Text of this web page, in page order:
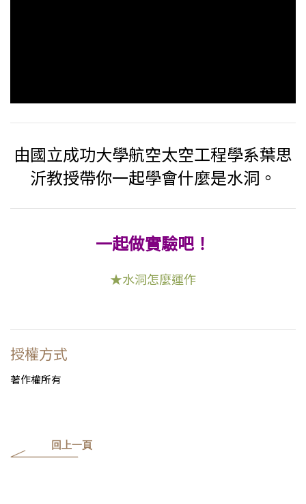
由國立成功大學航空太空工程學系葉思
沂教授帶你一起學會什麼是水洞。
一起做實驗吧！
★水洞怎麼運作
授權方式
著作權所有
回上一頁